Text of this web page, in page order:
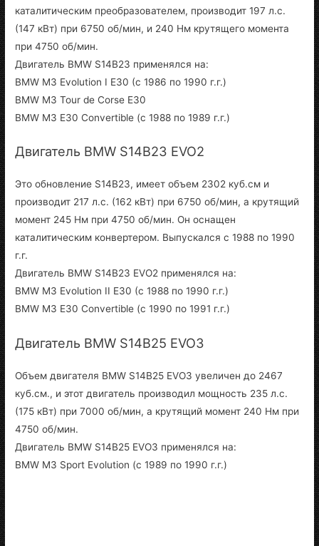
каталитическим преобразователем, производит 197 л.с.
(147 кВт) при 6750 об/мин, и 240 Нм крутящего момента
при 4750 об/мин.
Двигатель BMW S14B23 применялся на:
BMW M3 Evolution I E30 (с 1986 по 1990 г.г.)
BMW M3 Tour de Corse E30
BMW M3 E30 Convertible (с 1988 по 1989 г.г.)
Двигатель BMW S14B23 EVO2
Это обновление S14B23, имеет объем 2302 куб.см и
производит 217 л.с. (162 кВт) при 6750 об/мин, а крутящий
момент 245 Нм при 4750 об/мин. Он оснащен
каталитическим конвертером. Выпускался с 1988 по 1990
г.г.
Двигатель BMW S14B23 EVO2 применялся на:
BMW M3 Evolution II E30 (с 1988 по 1990 г.г.)
BMW M3 E30 Convertible (с 1990 по 1991 г.г.)
Двигатель BMW S14B25 EVO3
Объем двигателя BMW S14B25 EVO3 увеличен до 2467
куб.см., и этот двигатель производил мощность 235 л.с.
(175 кВт) при 7000 об/мин, а крутящий момент 240 Нм при
4750 об/мин.
Двигатель BMW S14B25 EVO3 применялся на:
BMW M3 Sport Evolution (с 1989 по 1990 г.г.)